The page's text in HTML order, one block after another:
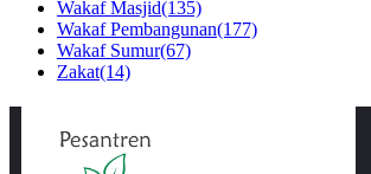
Wakaf Masjid(135)
Wakaf Pembangunan(177)
Wakaf Sumur(67)
Zakat(14)